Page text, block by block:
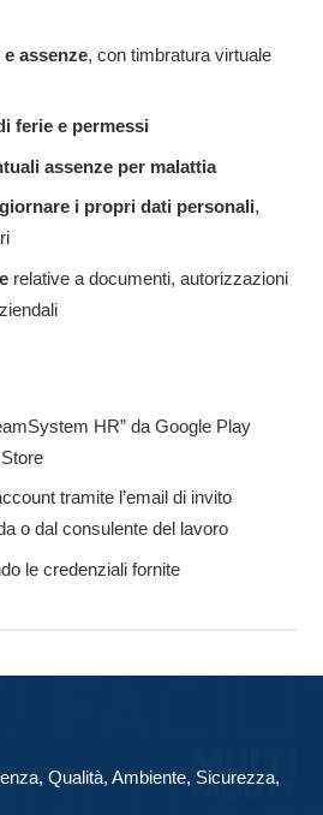
assenze, con timbratura virtuale
ferie e permessi
assenze per malattia
i propri dati personali,
relative a documenti, autorizzazioni
HR” da Google Play
tramite l’email di invito
o dal consulente del lavoro
le credenziali fornite
Qualità, Ambiente, Sicurezza,